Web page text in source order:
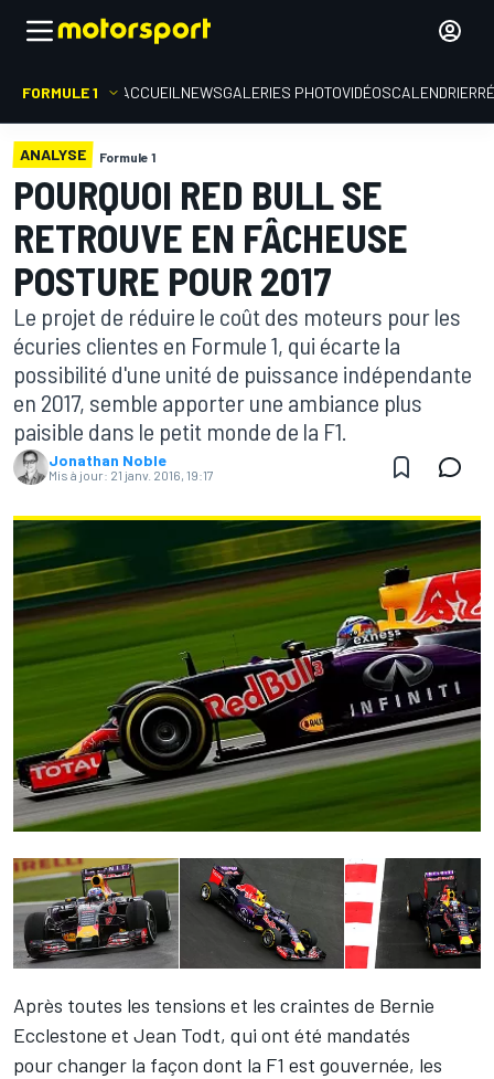
FORMULE 1 ACCUEIL NEWSGALERIES PHOTOVIDÉOSCALENDRIER
ANALYSE Formule 1
POURQUOI RED BULL SE
RETROUVE EN FÂCHEUSE
POSTURE POUR 2017
Le projet de réduire le coût des moteurs pour les
écuries clientes en Formule 1, qui écarte la
possibilité d'une unité de puissance indépendante
en 2017, semble apporter une ambiance plus
paisible dans le petit monde de la F1.
Jonathan Noble
Mis à jour: 21 janv. 2016, 19:17
Après toutes les tensions et les craintes de Bernie
Ecclestone et Jean Todt, qui ont été mandatés
pour changer la façon dont la F1 est gouvernée, les